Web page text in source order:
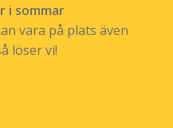
i sommar
vara på plats även
löser vi!